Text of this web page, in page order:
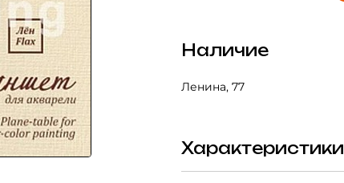
Наличие
Ленина, 77
Характеристики